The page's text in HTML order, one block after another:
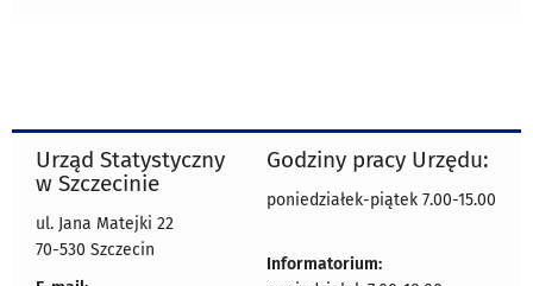
Urząd Statystyczny
w Szczecinie
ul. Jana Matejki 22
70-530 Szczecin
Godziny pracy Urzędu:
poniedziałek-piątek 7.00-15.00
Informatorium: